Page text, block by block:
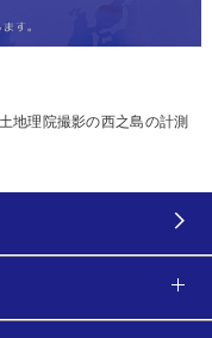
地理院撮影の西之島の計測